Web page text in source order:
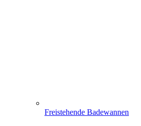
Freistehende Badewannen